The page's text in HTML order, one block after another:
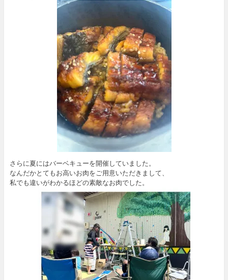
さらに夏にはバーベキューを開催していました。
なんだかとてもお高いお肉をご用意いただきまして、
私でも違いがわかるほどの素敵なお肉でした。